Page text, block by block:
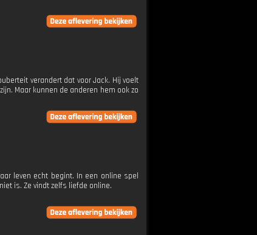
verandert dat voor Jack. Hij voelt
Maar kunnen de anderen hem ook zo
leven echt begint. In een online spel
is. Ze vindt zelfs liefde online.